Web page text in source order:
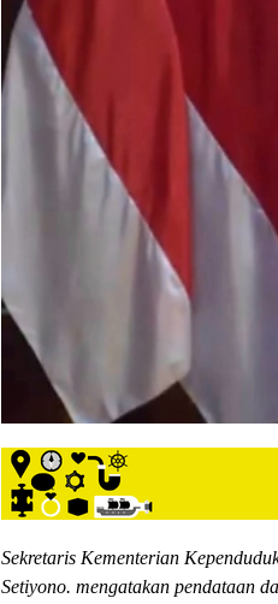
Sekretaris Kementerian
Setiyono. mengatakan pendataan